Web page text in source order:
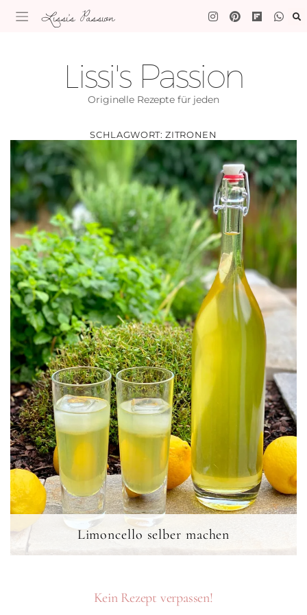
Lissi's Passion
Lissi's Passion
Originelle Rezepte für jeden
SCHLAGWORT:ZITRONEN
Limoncello selber machen
Kein Rezept verpassen!